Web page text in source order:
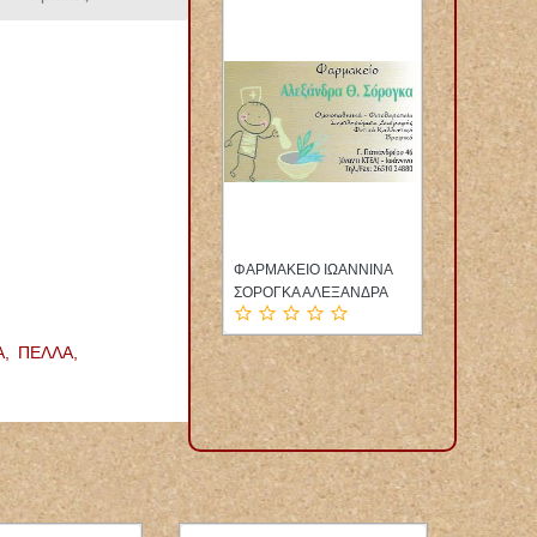
ΠΕΛΛΑ,
ΦΑΡΜΑΚΕΙΟ ΙΩΑΝΝΙΝΑ
ΣΟΡΟΓΚΑ ΑΛΕΞΑΝΔΡΑ
ΑΛΙΒΕΡΙ ΕΥΒΟΙΑ
ΛΑΜΠΡΟΥ